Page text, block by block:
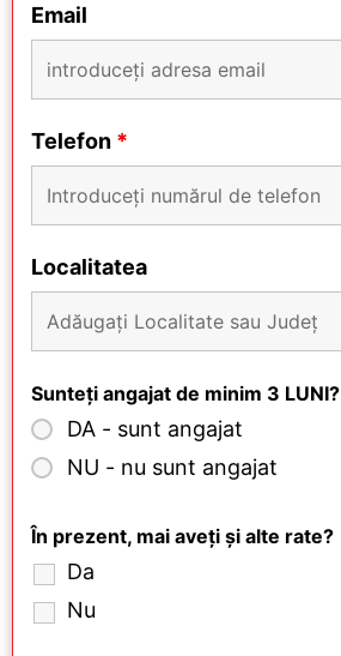
Email
Telefon *
Localitatea
Sunteți angajat de minim 3 LUNI?
DA - sunt angajat
NU - nu sunt angajat
În prezent, mai aveți și alte rate?
Da
Nu